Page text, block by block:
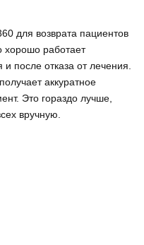
для возврата пациентов
хорошо работает
после отказа от лечения.
аккуратное
Это гораздо лучше,
вручную.